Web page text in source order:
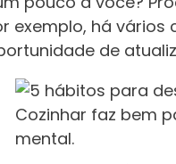
exemplo, há
de
Cozinhar faz bem
mental.